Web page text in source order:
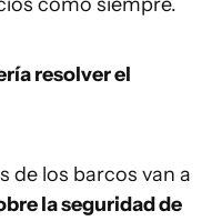
resolver el
de los barcos van a
la seguridad de